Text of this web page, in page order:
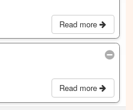
Read more
Read more